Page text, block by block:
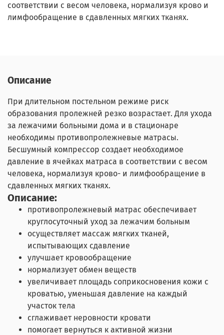
соответствии с весом человека, нормализуя крово и
лимфообращение в сдавленных мягких тканях.
Описание
При длительном постельном режиме риск
образования пролежней резко возрастает. Для ухода
за лежачими больными дома и в стационаре
необходимы противопролежневые матрасы.
Бесшумный компрессор создает необходимое
давление в ячейках матраса в соответствии с весом
человека, нормализуя крово- и лимфообращение в
сдавленных мягких тканях.
Описание:
противопролежневый матрас обеспечивает
круглосуточный уход за лежачим больным
осуществляет массаж мягких тканей,
испытывающих сдавление
улучшает кровообращение
нормализует обмен веществ
увеличивает площадь соприкосновения кожи с
кроватью, уменьшая давление на каждый
участок тела
сглаживает неровности кровати
помогает вернуться к активной жизни